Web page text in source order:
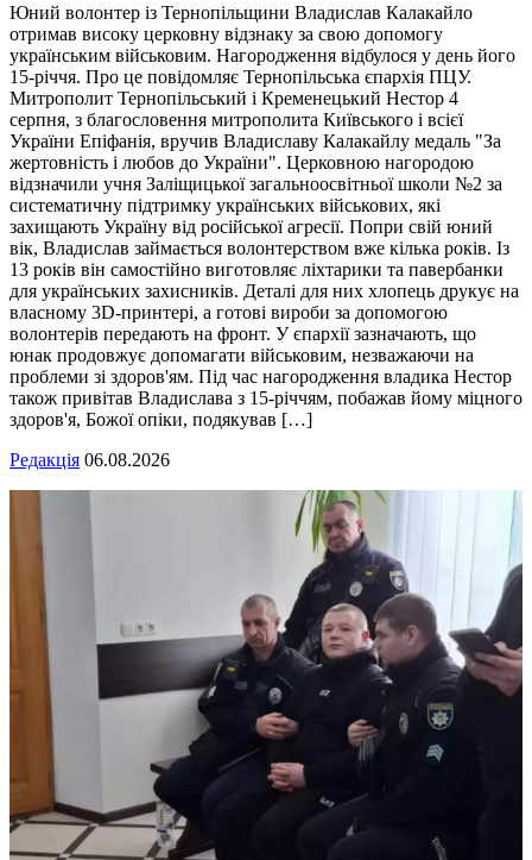
Юний волонтер із Тернопільщини Владислав Калакайло
отримав високу церковну відзнаку за свою допомогу
українським військовим. Нагородження відбулося у день його
15-річчя. Про це повідомляє Тернопільська єпархія ПЦУ.
Митрополит Тернопільський і Кременецький Нестор 4
серпня, з благословення митрополита Київського і всієї
України Епіфанія, вручив Владиславу Калакайлу медаль "За
жертовність і любов до України". Церковною нагородою
відзначили учня Заліщицької загальноосвітньої школи №2 за
систематичну підтримку українських військових, які
захищають Україну від російської агресії. Попри свій юний
вік, Владислав займається волонтерством вже кілька років. Із
13 років він самостійно виготовляє ліхтарики та павербанки
для українських захисників. Деталі для них хлопець друкує на
власному 3D-принтері, а готові вироби за допомогою
волонтерів передають на фронт. У єпархії зазначають, що
юнак продовжує допомагати військовим, незважаючи на
проблеми зі здоров'ям. Під час нагородження владика Нестор
також привітав Владислава з 15-річчям, побажав йому міцного
здоров'я, Божої опіки, подякував […]
Редакція 06.08.2026